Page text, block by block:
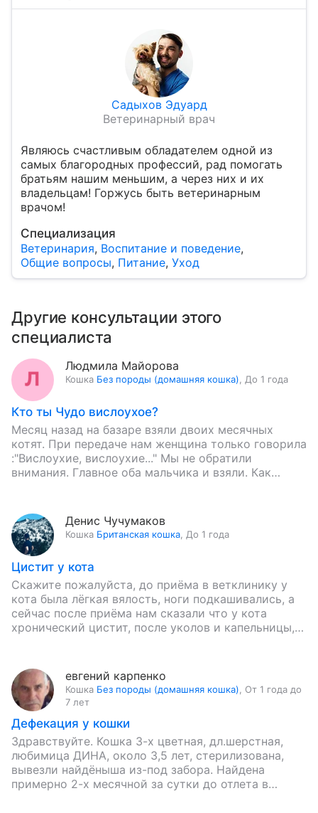
Садыхов Эдуард
Ветеринарный врач
Являюсь счастливым обладателем одной из
самых благородных профессий, рад помогать
братьям нашим меньшим, а через них и их
владельцам! Горжусь быть ветеринарным
врачом!
Специализация
Ветеринария, Воспитание и поведение,
Общие вопросы, Питание, Уход
Другие консультации этого
специалиста
Людмила Майорова
Кошка Без породы (домашняя кошка) До 1 года
Кто ты Чудо вислоухое?
Месяц назад на базаре взяли двоих месячных
котят. При передаче нам женщина только говорила
:"Вислоухие, вислоухие..." Мы не обратили
внимания. Главное оба мальчика и взяли. Как
Денис Чучумаков
Кошка Британская кошка До 1 года
Цистит у кота
Скажите пожалуйста, до приёма в ветклинику у
кота была лёгкая вялость, ноги подкашивались, а
сейчас после приёма нам сказали что у кота
хронический цистит, после уколов и капельницы,
евгений карпенко
Кошка Без породы (домашняя кошка)
От 1 года до
7 лет
Дефекация у кошки
Здравствуйте. Кошка 3-х цветная, дл.шерстная,
любимица ДИНА, около 3,5 лет, стерилизована,
вывезли найдёныша из-под забора. Найдена
примерно 2-х месячной за сутки до отлета в